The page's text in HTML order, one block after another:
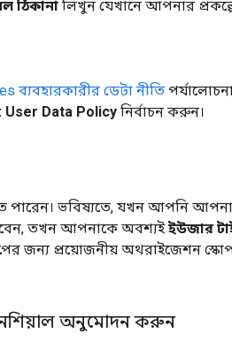
ঠিকানা লিখুন যেখানে আপনার
ব্যবহারকারীর ডেটা নীতি
Data Policy নির্বাচন করুন।
ভবিষ্যতে, যখন আপনি
তখন আপনাকে অবশ্যইইউজার
জন্য প্রয়োজনীয় অথরাইজেশন
অনুমোদন করুন